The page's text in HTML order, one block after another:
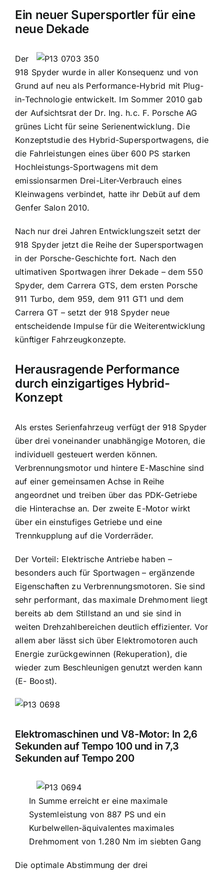
Ein neuer Supersportler für eine
neue Dekade
Der
918 Spyder wurde in aller Konsequenz und von
Grund auf neu als Performance-Hybrid mit Plug-
in-Technologie entwickelt. Im Sommer 2010 gab
der Aufsichtsrat der Dr. Ing. h.c. F. Porsche AG
grünes Licht für seine Serienentwicklung. Die
Konzeptstudie des Hybrid-Supersportwagens, die
die Fahrleistungen eines über 600 PS starken
Hochleistungs-Sportwagens mit dem
emissionsarmen Drei-Liter-Verbrauch eines
Kleinwagens verbindet, hatte ihr Debüt auf dem
Genfer Salon 2010.
Nach nur drei Jahren Entwicklungszeit setzt der
918 Spyder jetzt die Reihe der Supersportwagen
in der Porsche-Geschichte fort. Nach den
ultimativen Sportwagen ihrer Dekade – dem 550
Spyder, dem Carrera GTS, dem ersten Porsche
911 Turbo, dem 959, dem 911 GT1 und dem
Carrera GT – setzt der 918 Spyder neue
entscheidende Impulse für die Weiterentwicklung
künftiger Fahrzeugkonzepte.
Herausragende Performance
durch einzigartiges Hybrid-
Konzept
Als erstes Serienfahrzeug verfügt der 918 Spyder
über drei voneinander unabhängige Motoren, die
individuell gesteuert werden können.
Verbrennungsmotor und hintere E-Maschine sind
auf einer gemeinsamen Achse in Reihe
angeordnet und treiben über das PDK-Getriebe
die Hinterachse an. Der zweite E-Motor wirkt
über ein einstufiges Getriebe und eine
Trennkupplung auf die Vorderräder.
Der Vorteil: Elektrische Antriebe haben –
besonders auch für Sportwagen – ergänzende
Eigenschaften zu Verbrennungsmotoren. Sie sind
sehr performant, das maximale Drehmoment liegt
bereits ab dem Stillstand an und sie sind in
weiten Drehzahlbereichen deutlich effizienter. Vor
allem aber lässt sich über Elektromotoren auch
Energie zurückgewinnen (Rekuperation), die
wieder zum Beschleunigen genutzt werden kann
(E- Boost).
Elektromaschinen und V8-Motor: In 2,6
Sekunden auf Tempo 100 und in 7,3
Sekunden auf Tempo 200
In Summe erreicht er eine maximale
Systemleistung von 887 PS und ein
Kurbelwellen-äquivalentes maximales
Drehmoment von 1.280 Nm im siebten Gang
Die optimale Abstimmung der drei